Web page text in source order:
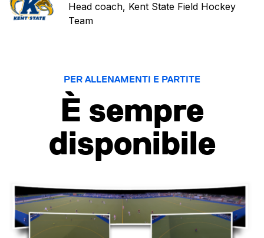
Head coach, Kent State Field Hockey
Team
PER ALLENAMENTI E PARTITE
È sempre
disponibile